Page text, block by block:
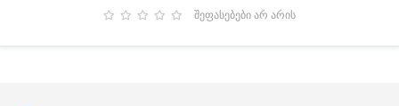
შეფასებები არ არის